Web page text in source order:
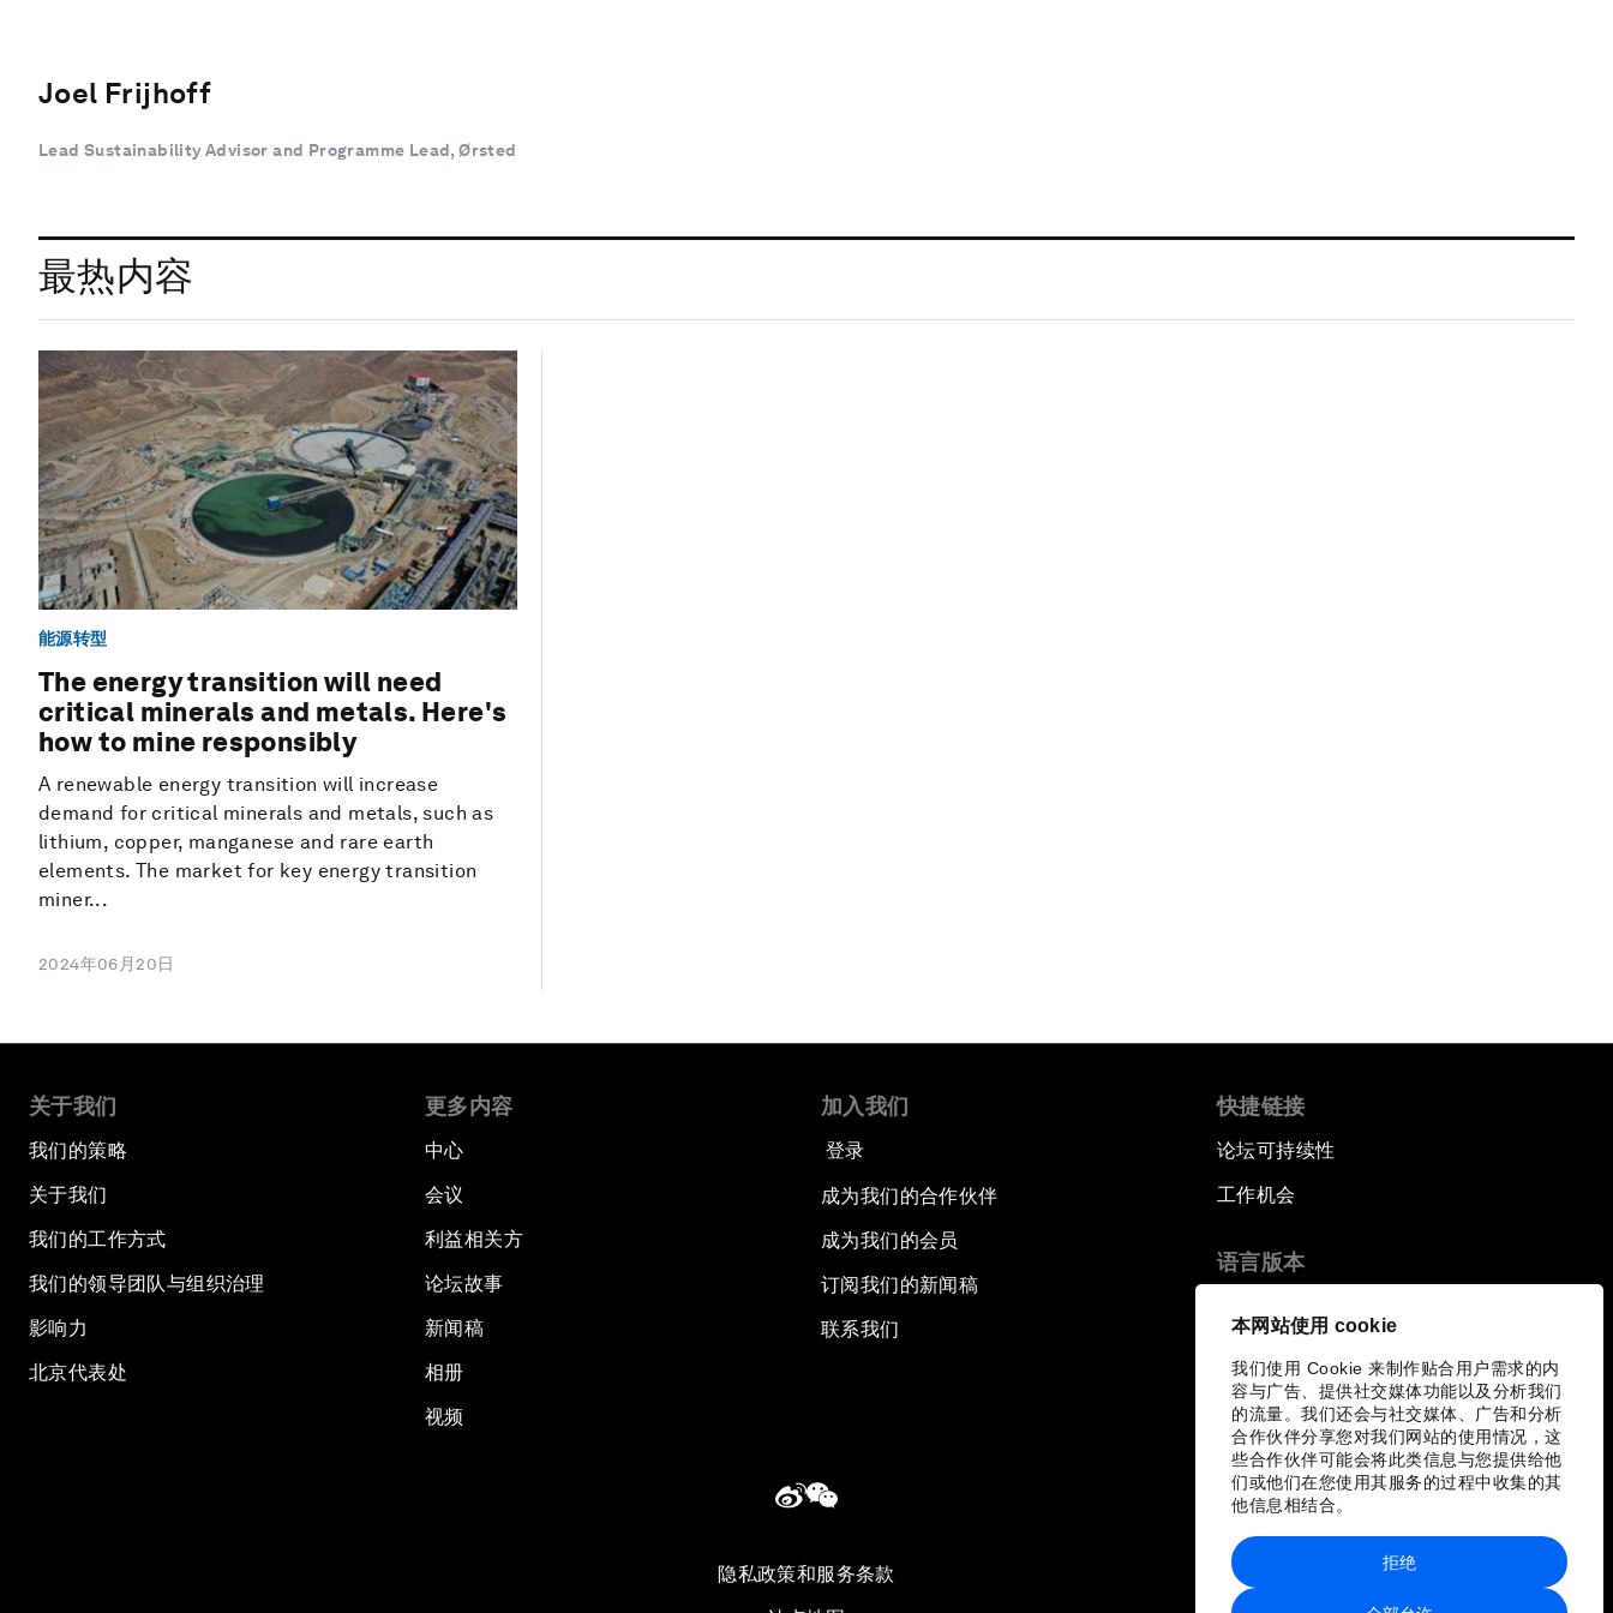
本网站使用 cookie
我们使用 Cookie 来制作贴合用户需求的内
容与广告、提供社交媒体功能以及分析我们
的流量。我们还会与社交媒体、广告和分析
合作伙伴分享您对我们网站的使用情况，这
些合作伙伴可能会将此类信息与您提供给他
们或他们在您使用其服务的过程中收集的其
他信息相结合。
拒绝
Joel Frijhoff
Lead Sustainability Advisor and Programme Lead, Ørsted
最热内容
能源转型
The energy transition will need
critical minerals and metals. Here's
how to mine responsibly
A renewable energy transition will increase
demand for critical minerals and metals, such as
lithium, copper, manganese and rare earth
elements. The market for key energy transition
miner...
2024年06月20日
关于我们
我们的策略
关于我们
我们的工作方式
我们的领导团队与组织治理
影响力
北京代表处
更多内容
中心
会议
利益相关方
论坛故事
新闻稿
相册
视频
加入我们
登录
成为我们的合作伙伴
成为我们的会员
订阅我们的新闻稿
联系我们
快捷链接
论坛可持续性
工作机会
语言版本
隐私政策和服务条款